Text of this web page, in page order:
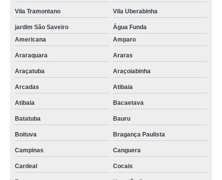
Vila Tramontano Vila Uberabinha
jardim São Saveiro
Água Funda
Americana
Amparo
Araraquara Araras
Araçatuba Araçoiabinha
Arcadas Atibaia
Atibaia Bacaetava
Batatuba Bauru
Boituva Bragança Paulista
Campinas Canguera
Cardeal Cocais